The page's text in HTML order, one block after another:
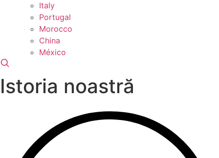
Italy
Portugal
Morocco
China
México
Istoria noastră